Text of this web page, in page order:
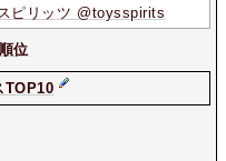
ピリッツ @toysspirits
位
TOP10